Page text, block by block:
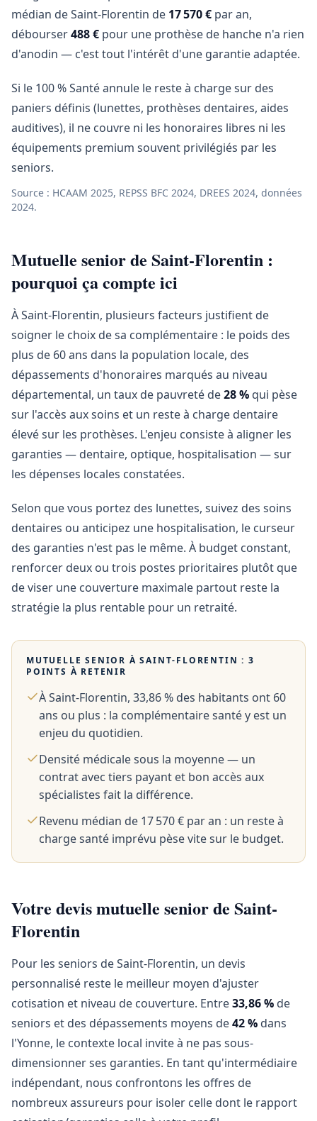
médian de Saint-Florentin de 17 570 € par an,
débourser488 € pour une prothèse de hanche n'a rien
d'anodin — c'est tout l'intérêt d'une garantie adaptée.
Si le 100 % Santé annule le reste à charge sur des
paniers définis (lunettes, prothèses dentaires, aides
auditives), il ne couvre ni les honoraires libres ni les
équipements premium souvent privilégiés par les
seniors.
Source : HCAAM 2025, REPSS BFC 2024, DREES 2024, données
2024.
Mutuelle senior de Saint-Florentin :
pourquoi ça compte ici
À Saint-Florentin, plusieurs facteurs justifient de
soigner le choix de sa complémentaire : le poids des
plus de 60 ans dans la population locale, des
dépassements d'honoraires marqués au niveau
départemental, un taux de pauvreté de28 % qui pèse
sur l'accès aux soins et un reste à charge dentaire
élevé sur les prothèses. L'enjeu consiste à aligner les
garanties — dentaire, optique, hospitalisation — sur
les dépenses locales constatées.
Selon que vous portez des lunettes, suivez des soins
dentaires ou anticipez une hospitalisation, le curseur
des garanties n'est pas le même. À budget constant,
renforcer deux ou trois postes prioritaires plutôt que
de viser une couverture maximale partout reste la
stratégie la plus rentable pour un retraité.
MUTUELLE SENIOR ÀSAINT-FLORENTIN : 3
POINTS À RETENIR
À Saint-Florentin, 33,86 % des habitants ont 60
ans ou plus : la complémentaire santé y est un
enjeu du quotidien.
Densité médicale sous la moyenne — un
contrat avec tiers payant et bon accès aux
spécialistes fait la différence.
Revenu médian de 17 570 € par an : un reste à
charge santé imprévu pèse vite sur le budget.
Votre devis mutuelle senior de Saint-
Florentin
Pour les seniors de Saint-Florentin, un devis
personnalisé reste le meilleur moyen d'ajuster
cotisation et niveau de couverture. Entre33,86 % de
seniors et des dépassements moyens de42 % dans
l'Yonne, le contexte local invite à ne pas sous-
dimensionner ses garanties. En tant qu'intermédiaire
indépendant, nous confrontons les offres de
nombreux assureurs pour isoler celle dont le rapport